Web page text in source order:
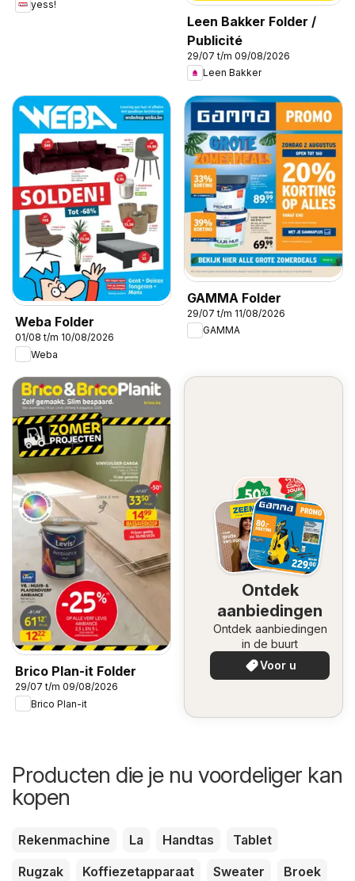
yess!
Leen Bakker Folder /
Publicité
29/07 t/m 09/08/2026
Leen Bakker
Weba Folder
01/08 t/m 10/08/2026
Weba
GAMMA Folder
29/07 t/m 11/08/2026
GAMMA
Brico Plan-it Folder
29/07 t/m 09/08/2026
Brico Plan-it
Ontdek
aanbiedingen
Ontdek aanbiedingen
in de buurt
Voor u
Producten die je nu voordeliger kan
kopen
Rekenmachine La Handtas
Tablet
Rugzak
Koffiezetapparaat Sweater
Broek